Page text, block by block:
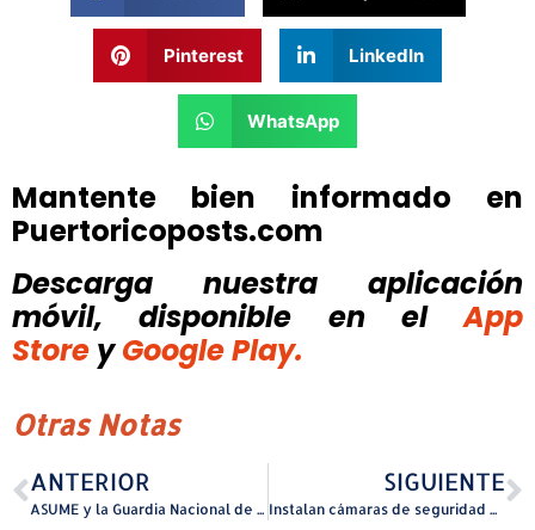
Pinterest LinkedIn
WhatsApp
Mantente bien informado en
Puertoricoposts.com
Descarga nuestra aplicación
móvil, disponible
en el
App
Store y Google Play.
Otras Notas
ANTERIOR
ASUME y la Guardia Nacional de Puerto Rico firman acuerdo histórico para garantizar el sustento de menores
SIGUIENTE
Instalan cámaras de seguridad en Hatillo